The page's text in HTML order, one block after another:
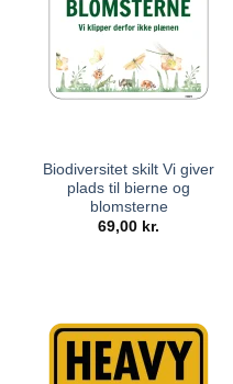
Biodiversitet skilt Vi giver
plads til bierne og
blomsterne
69,00 kr.